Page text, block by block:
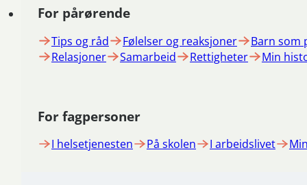
For pårørende
Tips og råd Følelser og reaksjoner
Barn som
Relasjoner
Samarbeid Rettigheter Min
For fagpersoner
I helsetjenesten På skolen I arbeidslivet